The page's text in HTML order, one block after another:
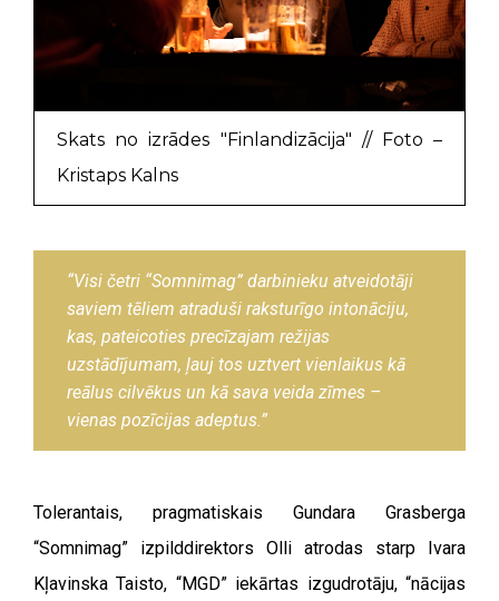
Skats no izrādes "Finlandizācija" // Foto –
Kristaps Kalns
“Visi četri “Somnimag” darbinieku atveidotāji
saviem tēliem atraduši raksturīgo intonāciju,
kas, pateicoties precīzajam režijas
uzstādījumam, ļauj tos uztvert vienlaikus kā
reālus cilvēkus un kā sava veida zīmes –
vienas pozīcijas adeptus.”
Tolerantais, pragmatiskais Gundara Grasberga
“Somnimag” izpilddirektors Olli atrodas starp Ivara
Kļavinska Taisto, “MGD” iekārtas izgudrotāju, “nācijas